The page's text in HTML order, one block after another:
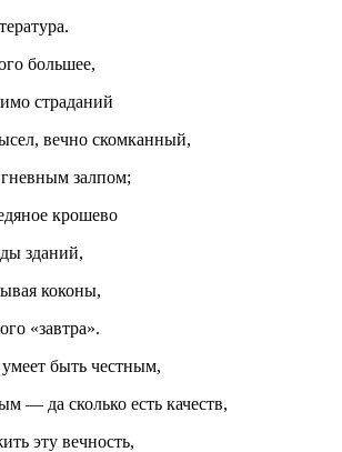
большее,
страданий
вечно скомканный,
залпом;
крошево
зданий,
коконы,
«завтра».
быть честным,
— да сколько есть качеств,
эту вечность,